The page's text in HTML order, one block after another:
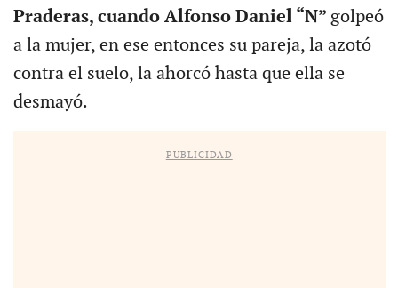
Praderas, cuando Alfonso Daniel “N” golpeó
a la mujer, en ese entonces su pareja, la azotó
contra el suelo, la ahorcó hasta que ella se
desmayó.
PUBLICIDAD